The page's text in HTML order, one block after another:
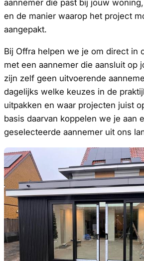
aannemer die past bij jouw
en de manier waarop het project
aangepakt.
Bij Offra helpen we je om direct in
met een aannemer die aansluit op
zijn zelf geen uitvoerende
dagelijks welke keuzes in de
uitpakken en waar projecten juist
basis daarvan koppelen we je aan
geselecteerde aannemer uit ons